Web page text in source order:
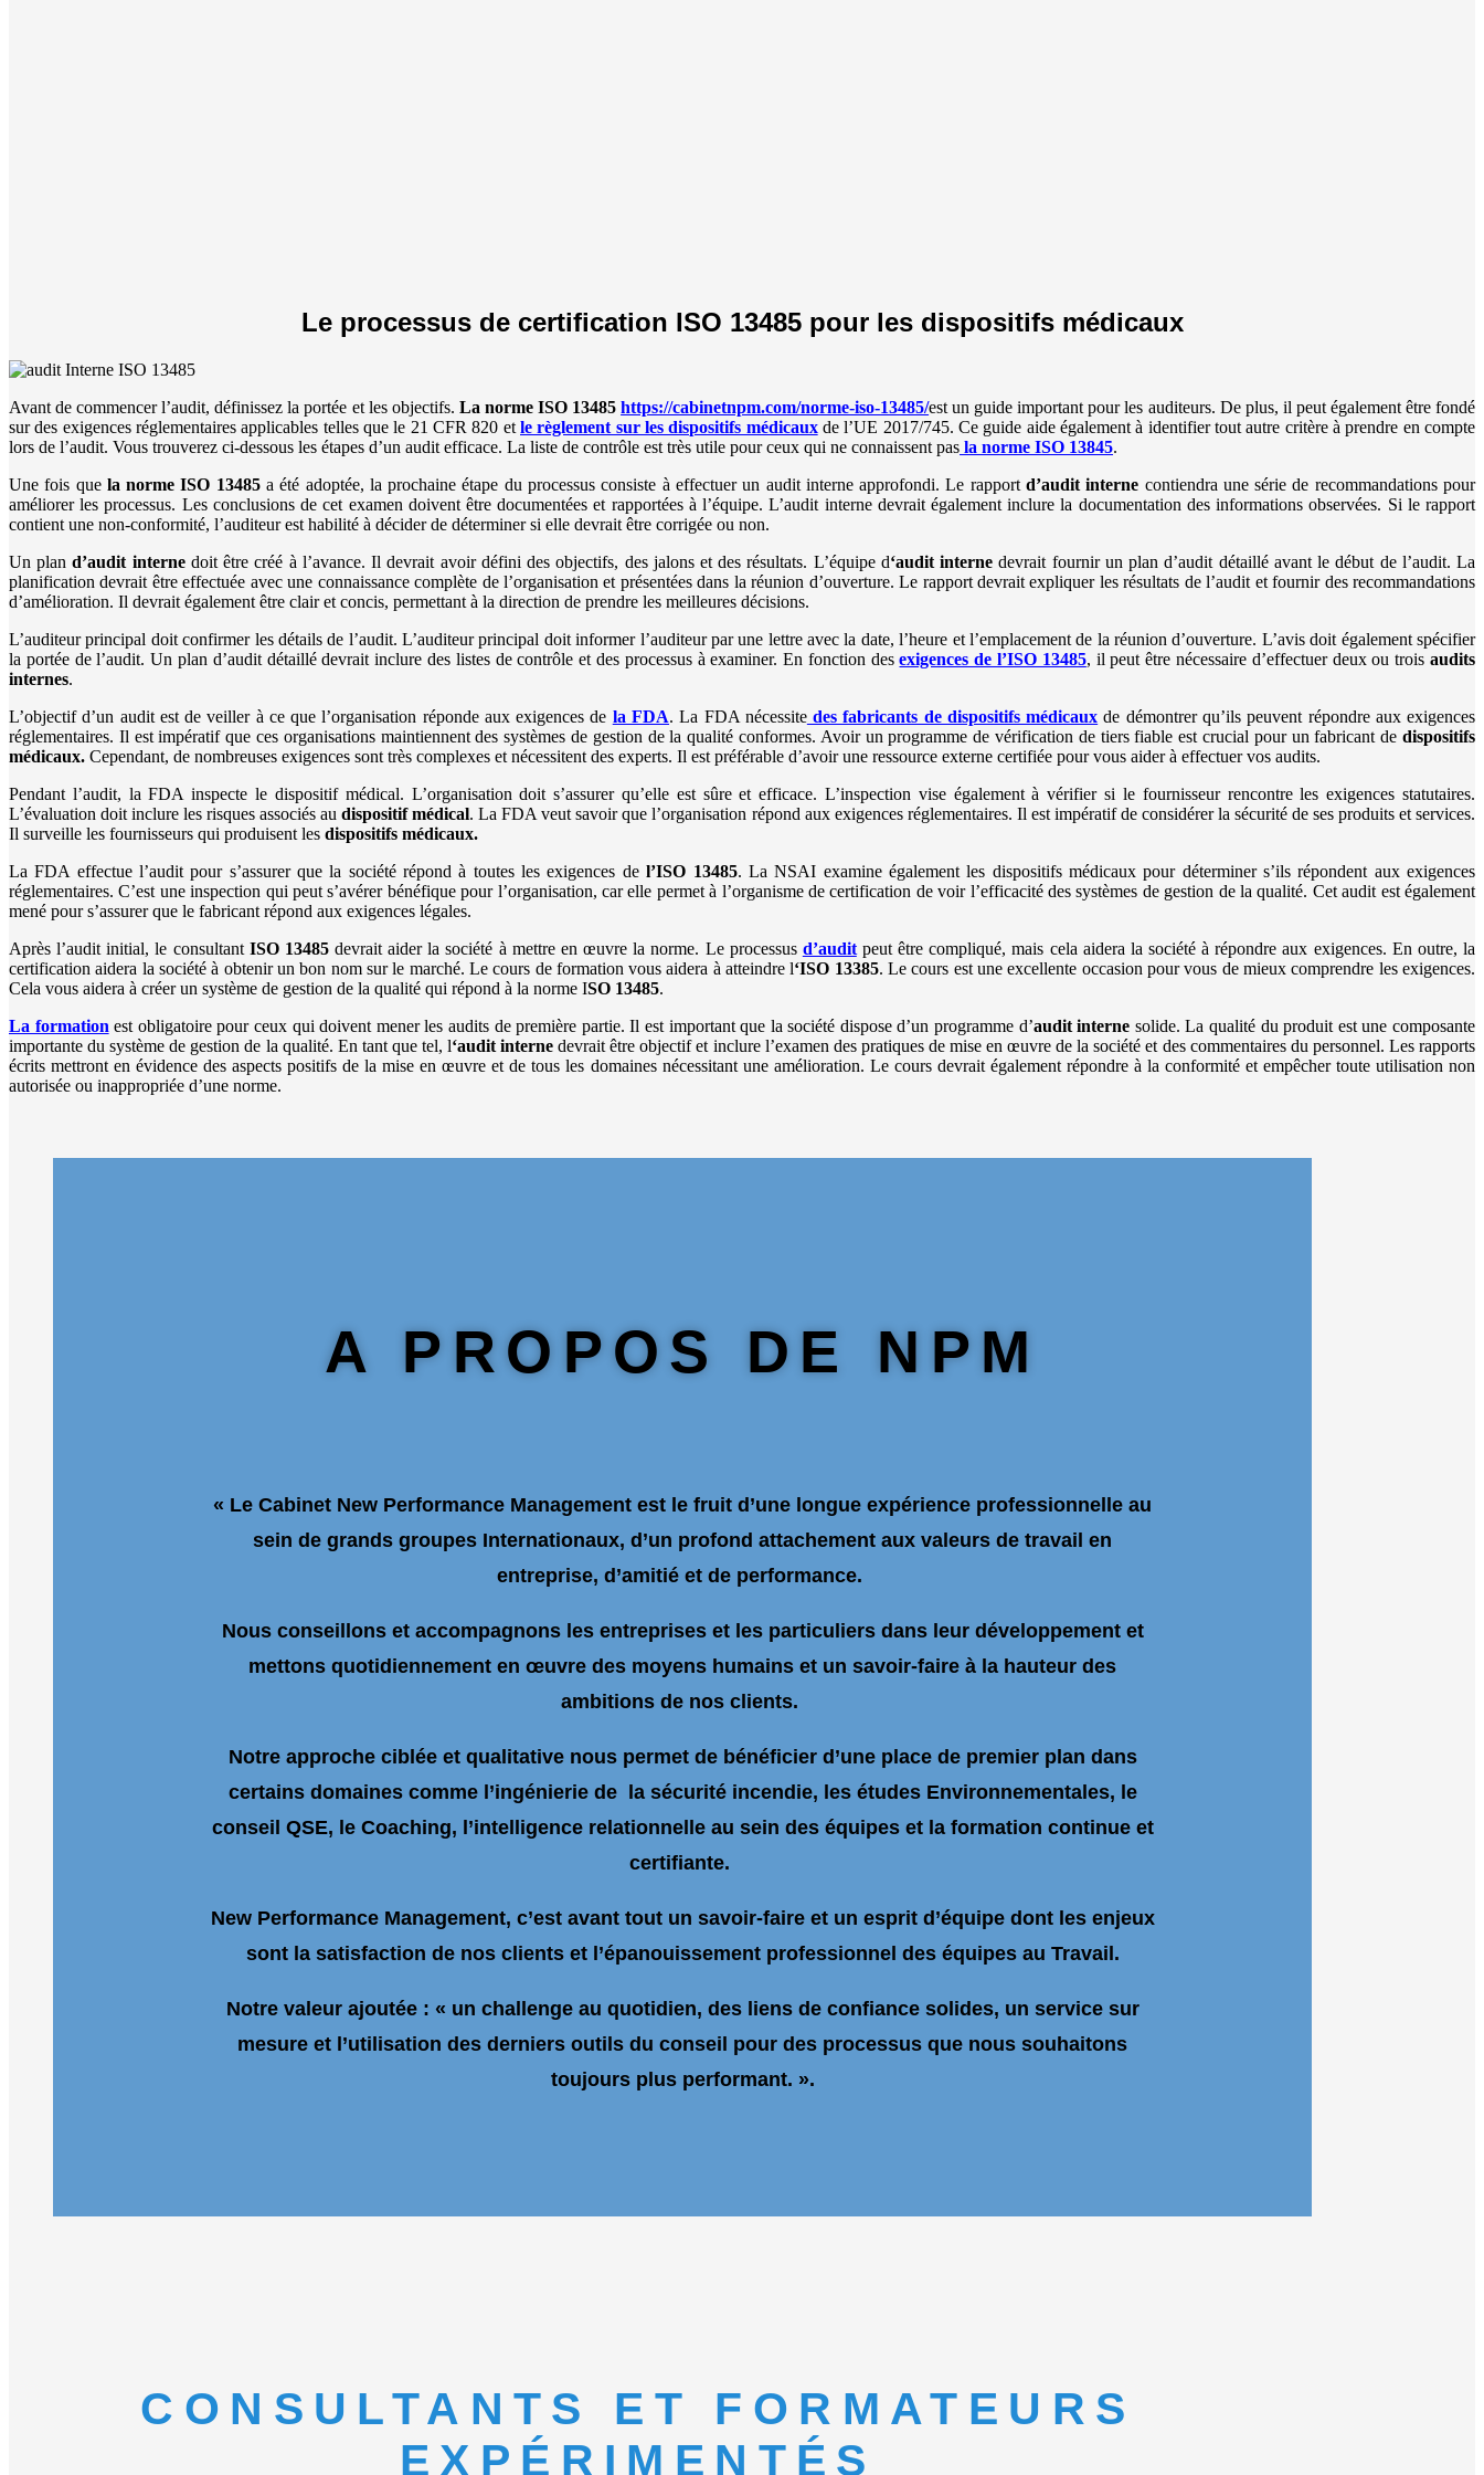
Le processus de certification ISO 13485 pour les dispositifs médicaux
Avant de commencer l’audit, définissez la portée et les objectifs. La norme ISO 13485 https://cabinetnpm.com/norme-iso-13485/est un guide important pour les auditeurs. De plus, il peut également être fondé
sur des exigences réglementaires applicables telles que le 21 CFR 820 et le règlement sur les dispositifs médicaux de l’UE 2017/745. Ce guide aide également à identifier tout autre critère à prendre en compte
lors de l’audit. Vous trouverez ci-dessous les étapes d’un audit efficace. La liste de contrôle est très utile pour ceux qui ne connaissent pas la norme ISO 13845.
Une fois que la norme ISO 13485a été adoptée, la prochaine étape du processus consiste à effectuer un audit interne approfondi. Le rapportd’audit interne contiendra une série de recommandations pour
améliorer les processus. Les conclusions de cet examen doivent être documentées et rapportées à l’équipe. L’audit interne devrait également inclure la documentation des informations observées. Si le rapport
contient une non-conformité, l’auditeur est habilité à décider de déterminer si elle devrait être corrigée ou non.
Un pland’audit internedoit être créé à l’avance. Il devrait avoir défini des objectifs, des jalons et des résultats. L’équipe d‘audit interne devrait fournir un plan d’audit détaillé avant le début de l’audit. La
planification devrait être effectuée avec une connaissance complète de l’organisation et présentées dans la réunion d’ouverture. Le rapport devrait expliquer les résultats de l’audit et fournir des recommandations
d’amélioration. Il devrait également être clair et concis, permettant à la direction de prendre les meilleures décisions.
L’auditeur principal doit confirmer les détails de l’audit. L’auditeur principal doit informer l’auditeur par une lettre avec la date, l’heure et l’emplacement de la réunion d’ouverture. L’avis doit également spécifier
la portée de l’audit. Un plan d’audit détaillé devrait inclure des listes de contrôle et des processus à examiner. En fonction desexigences de l’ISO 13485, il peut être nécessaire d’effectuer deux ou troisaudits
internes.
L’objectif d’un audit est de veiller à ce que l’organisation réponde aux exigences de la FDA. La FDA nécessitedes fabricants de dispositifs médicaux de démontrer qu’ils peuvent répondre aux exigences
réglementaires. Il est impératif que ces organisations maintiennent des systèmes de gestion de la qualité conformes. Avoir un programme de vérification de tiers fiable est crucial pour un fabricant de dispositifs
médicaux. Cependant, de nombreuses exigences sont très complexes et nécessitent des experts. Il est préférable d’avoir une ressource externe certifiée pour vous aider à effectuer vos audits.
Pendant l’audit, la FDA inspecte le dispositif médical. L’organisation doit s’assurer qu’elle est sûre et efficace. L’inspection vise également à vérifier si le fournisseur rencontre les exigences statutaires.
L’évaluation doit inclure les risques associés audispositif médical. La FDA veut savoir que l’organisation répond aux exigences réglementaires. Il est impératif de considérer la sécurité de ses produits et services.
Il surveille les fournisseurs qui produisent les dispositifs médicaux.
La FDA effectue l’audit pour s’assurer que la société répond à toutes les exigences del’ISO 13485. La NSAI examine également les dispositifs médicaux pour déterminer s’ils répondent aux exigences
réglementaires. C’est une inspection qui peut s’avérer bénéfique pour l’organisation, car elle permet à l’organisme de certification de voir l’efficacité des systèmes de gestion de la qualité. Cet audit est également
mené pour s’assurer que le fabricant répond aux exigences légales.
Après l’audit initial, le consultant ISO 13485devrait aider la société à mettre en œuvre la norme. Le processus d’auditpeut être compliqué, mais cela aidera la société à répondre aux exigences. En outre, la
certification aidera la société à obtenir un bon nom sur le marché. Le cours de formation vous aidera à atteindre l‘ISO 13385. Le cours est une excellente occasion pour vous de mieux comprendre les exigences.
Cela vous aidera à créer un système de gestion de la qualité qui répond à la norme ISO 13485.
La formation est obligatoire pour ceux qui doivent mener les audits de première partie. Il est important que la société dispose d’un programme d’audit interne solide. La qualité du produit est une composante
importante du système de gestion de la qualité. En tant que tel, l‘audit interne devrait être objectif et inclure l’examen des pratiques de mise en œuvre de la société et des commentaires du personnel. Les rapports
écrits mettront en évidence des aspects positifs de la mise en œuvre et de tous les domaines nécessitant une amélioration. Le cours devrait également répondre à la conformité et empêcher toute utilisation non
autorisée ou inappropriée d’une norme.
A PROPOS DE NPM
« Le Cabinet New Performance Management est le fruit d’une longue expérience professionnelle au
sein de grands groupes Internationaux, d’un profond attachement aux valeurs de travail en
entreprise, d’amitié et de performance.
Nous conseillons et accompagnons les entreprises et les particuliers dans leur développement et
mettons quotidiennement en œuvre des moyens humains et un savoir-faire à la hauteur des
ambitions de nos clients.
Notre approche ciblée et qualitative nous permet de bénéficier d’une place de premier plan dans
certains domaines comme l’ingénierie de la sécurité incendie, les études Environnementales, le
conseil QSE, le Coaching, l’intelligence relationnelle au sein des équipes et la formation continue et
certifiante.
New Performance Management, c’est avant tout un savoir-faire et un esprit d’équipe dont les enjeux
sont la satisfaction de nos clients et l’épanouissement professionnel des équipes au Travail.
Notre valeur ajoutée : « un challenge au quotidien, des liens de confiance solides, un service sur
mesure et l’utilisation des derniers outils du conseil pour des processus que nous souhaitons
toujours plus performant. ».
CONSULTANTS ET FORMATEURS
EXPÉRIMENTÉS